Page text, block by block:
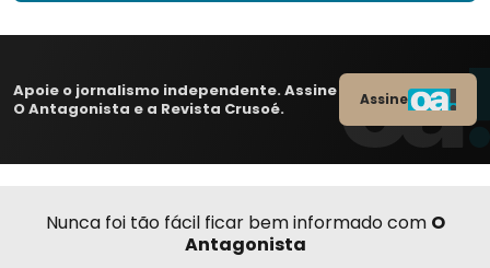
Apoie o jornalismo independente. Assine
O Antagonista e a Revista Crusoé.
Assine
Nunca foi tão fácil ficar bem informado com O
Antagonista